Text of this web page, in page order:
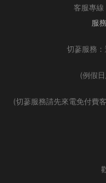
客服專
服
切蔘服務
(例假
(切蔘服務請先來電免付費